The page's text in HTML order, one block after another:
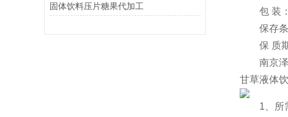
固体饮料压片糖果代加工
包 装：
保存条
保 质期
南京泽朗
甘草液体
1、所需